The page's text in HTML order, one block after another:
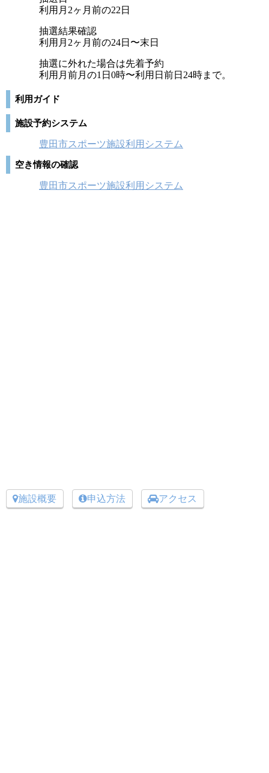
利用月2ヶ月前の22日
抽選結果確認
利用月2ヶ月前の24日〜末日
抽選に外れた場合は先着予約
利用月前月の1日0時〜利用日前日24時まで。
利用ガイド
施設予約システム
豊田市スポーツ施設利用システム
空き情報の確認
豊田市スポーツ施設利用システム
施設概要 申込方法 アクセス